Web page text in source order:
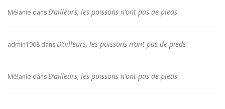
Mélanie dansD’ailleurs, les poissons n’ont pas de pieds
admin1908 dansD’ailleurs, les poissons n’ont pas de pieds
Mélanie dansD’ailleurs, les poissons n’ont pas de pieds